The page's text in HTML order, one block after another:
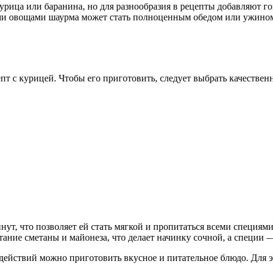
или баранина, но для разнообразия в рецепты добавляют
овощами шаурма может стать полноценным обедом или
курицей. Чтобы его приготовить, следует выбрать
что позволяет ей стать мягкой и пропитаться всеми
сметаны и майонеза, что делает начинку сочной, а специи
можно приготовить вкусное и питательное блюдо. Для